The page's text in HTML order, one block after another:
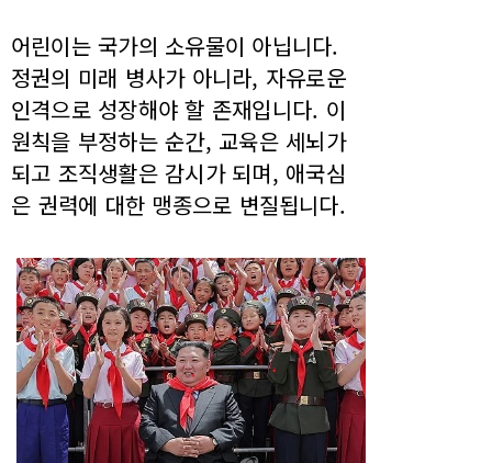
어린이는 국가의 소유물이 아닙니다.
정권의 미래 병사가 아니라, 자유로운
인격으로 성장해야 할 존재입니다. 이
원칙을 부정하는 순간, 교육은 세뇌가
되고 조직생활은 감시가 되며, 애국심
은 권력에 대한 맹종으로 변질됩니다.